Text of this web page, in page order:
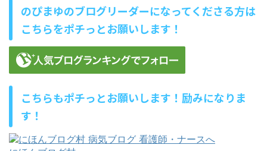
のぴまゆのブログリーダーになってくださる方は
こちらをポチっとお願いします！
こちらもポチっとお願いします！励みになりま
す！